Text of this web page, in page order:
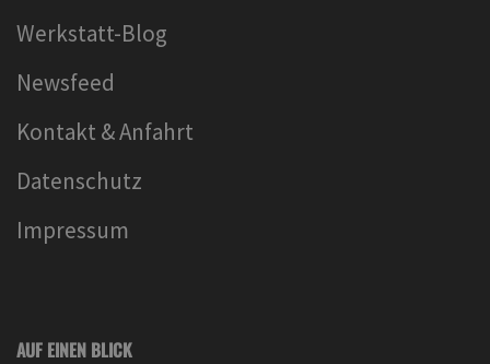
Werkstatt-Blog
Newsfeed
Kontakt & Anfahrt
Datenschutz
Impressum
AUF EINEN BLICK